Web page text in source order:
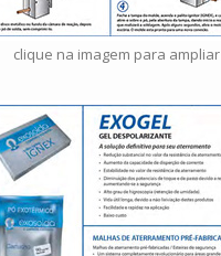
clique na imagem para ampliar